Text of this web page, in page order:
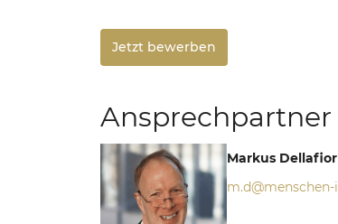
Jetzt bewerben
Ansprechpartner
Markus Dellafior